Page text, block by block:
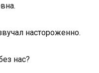
настороженно.
нас?